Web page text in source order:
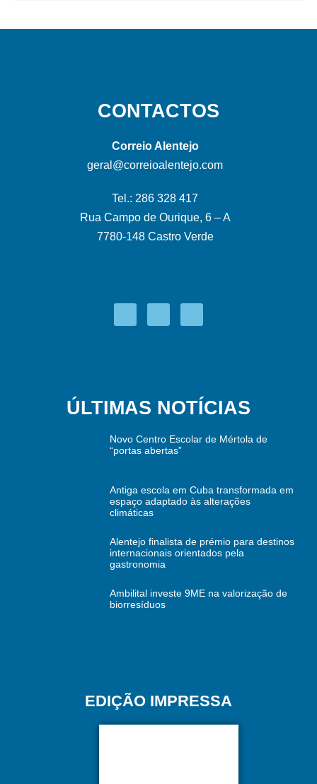
CONTACTOS
Correio Alentejo
geral@correioalentejo.com
Tel.: 286 328 417
Rua Campo de Ourique, 6 – A
7780-148 Castro Verde
ÚLTIMAS NOTÍCIAS
Novo Centro Escolar de Mértola de
“portas abertas”
Antiga escola em Cuba transformada em
espaço adaptado às alterações
climáticas
Alentejo finalista de prémio para destinos
internacionais orientados pela
gastronomia
Ambilital investe 9ME na valorização de
biorresíduos
EDIÇÃO IMPRESSA